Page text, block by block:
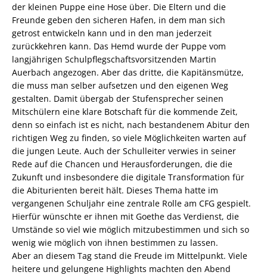
der kleinen Puppe eine Hose über. Die Eltern und die
Freunde geben den sicheren Hafen, in dem man sich
getrost entwickeln kann und in den man jederzeit
zurückkehren kann. Das Hemd wurde der Puppe vom
langjährigen Schulpflegschaftsvorsitzenden Martin
Auerbach angezogen. Aber das dritte, die Kapitänsmütze,
die muss man selber aufsetzen und den eigenen Weg
gestalten. Damit übergab der Stufensprecher seinen
Mitschülern eine klare Botschaft für die kommende Zeit,
denn so einfach ist es nicht, nach bestandenem Abitur den
richtigen Weg zu finden, so viele Möglichkeiten warten auf
die jungen Leute. Auch der Schulleiter verwies in seiner
Rede auf die Chancen und Herausforderungen, die die
Zukunft und insbesondere die digitale Transformation für
die Abiturienten bereit hält. Dieses Thema hatte im
vergangenen Schuljahr eine zentrale Rolle am CFG gespielt.
Hierfür wünschte er ihnen mit Goethe das Verdienst, die
Umstände so viel wie möglich mitzubestimmen und sich so
wenig wie möglich von ihnen bestimmen zu lassen.
Aber an diesem Tag stand die Freude im Mittelpunkt. Viele
heitere und gelungene Highlights machten den Abend